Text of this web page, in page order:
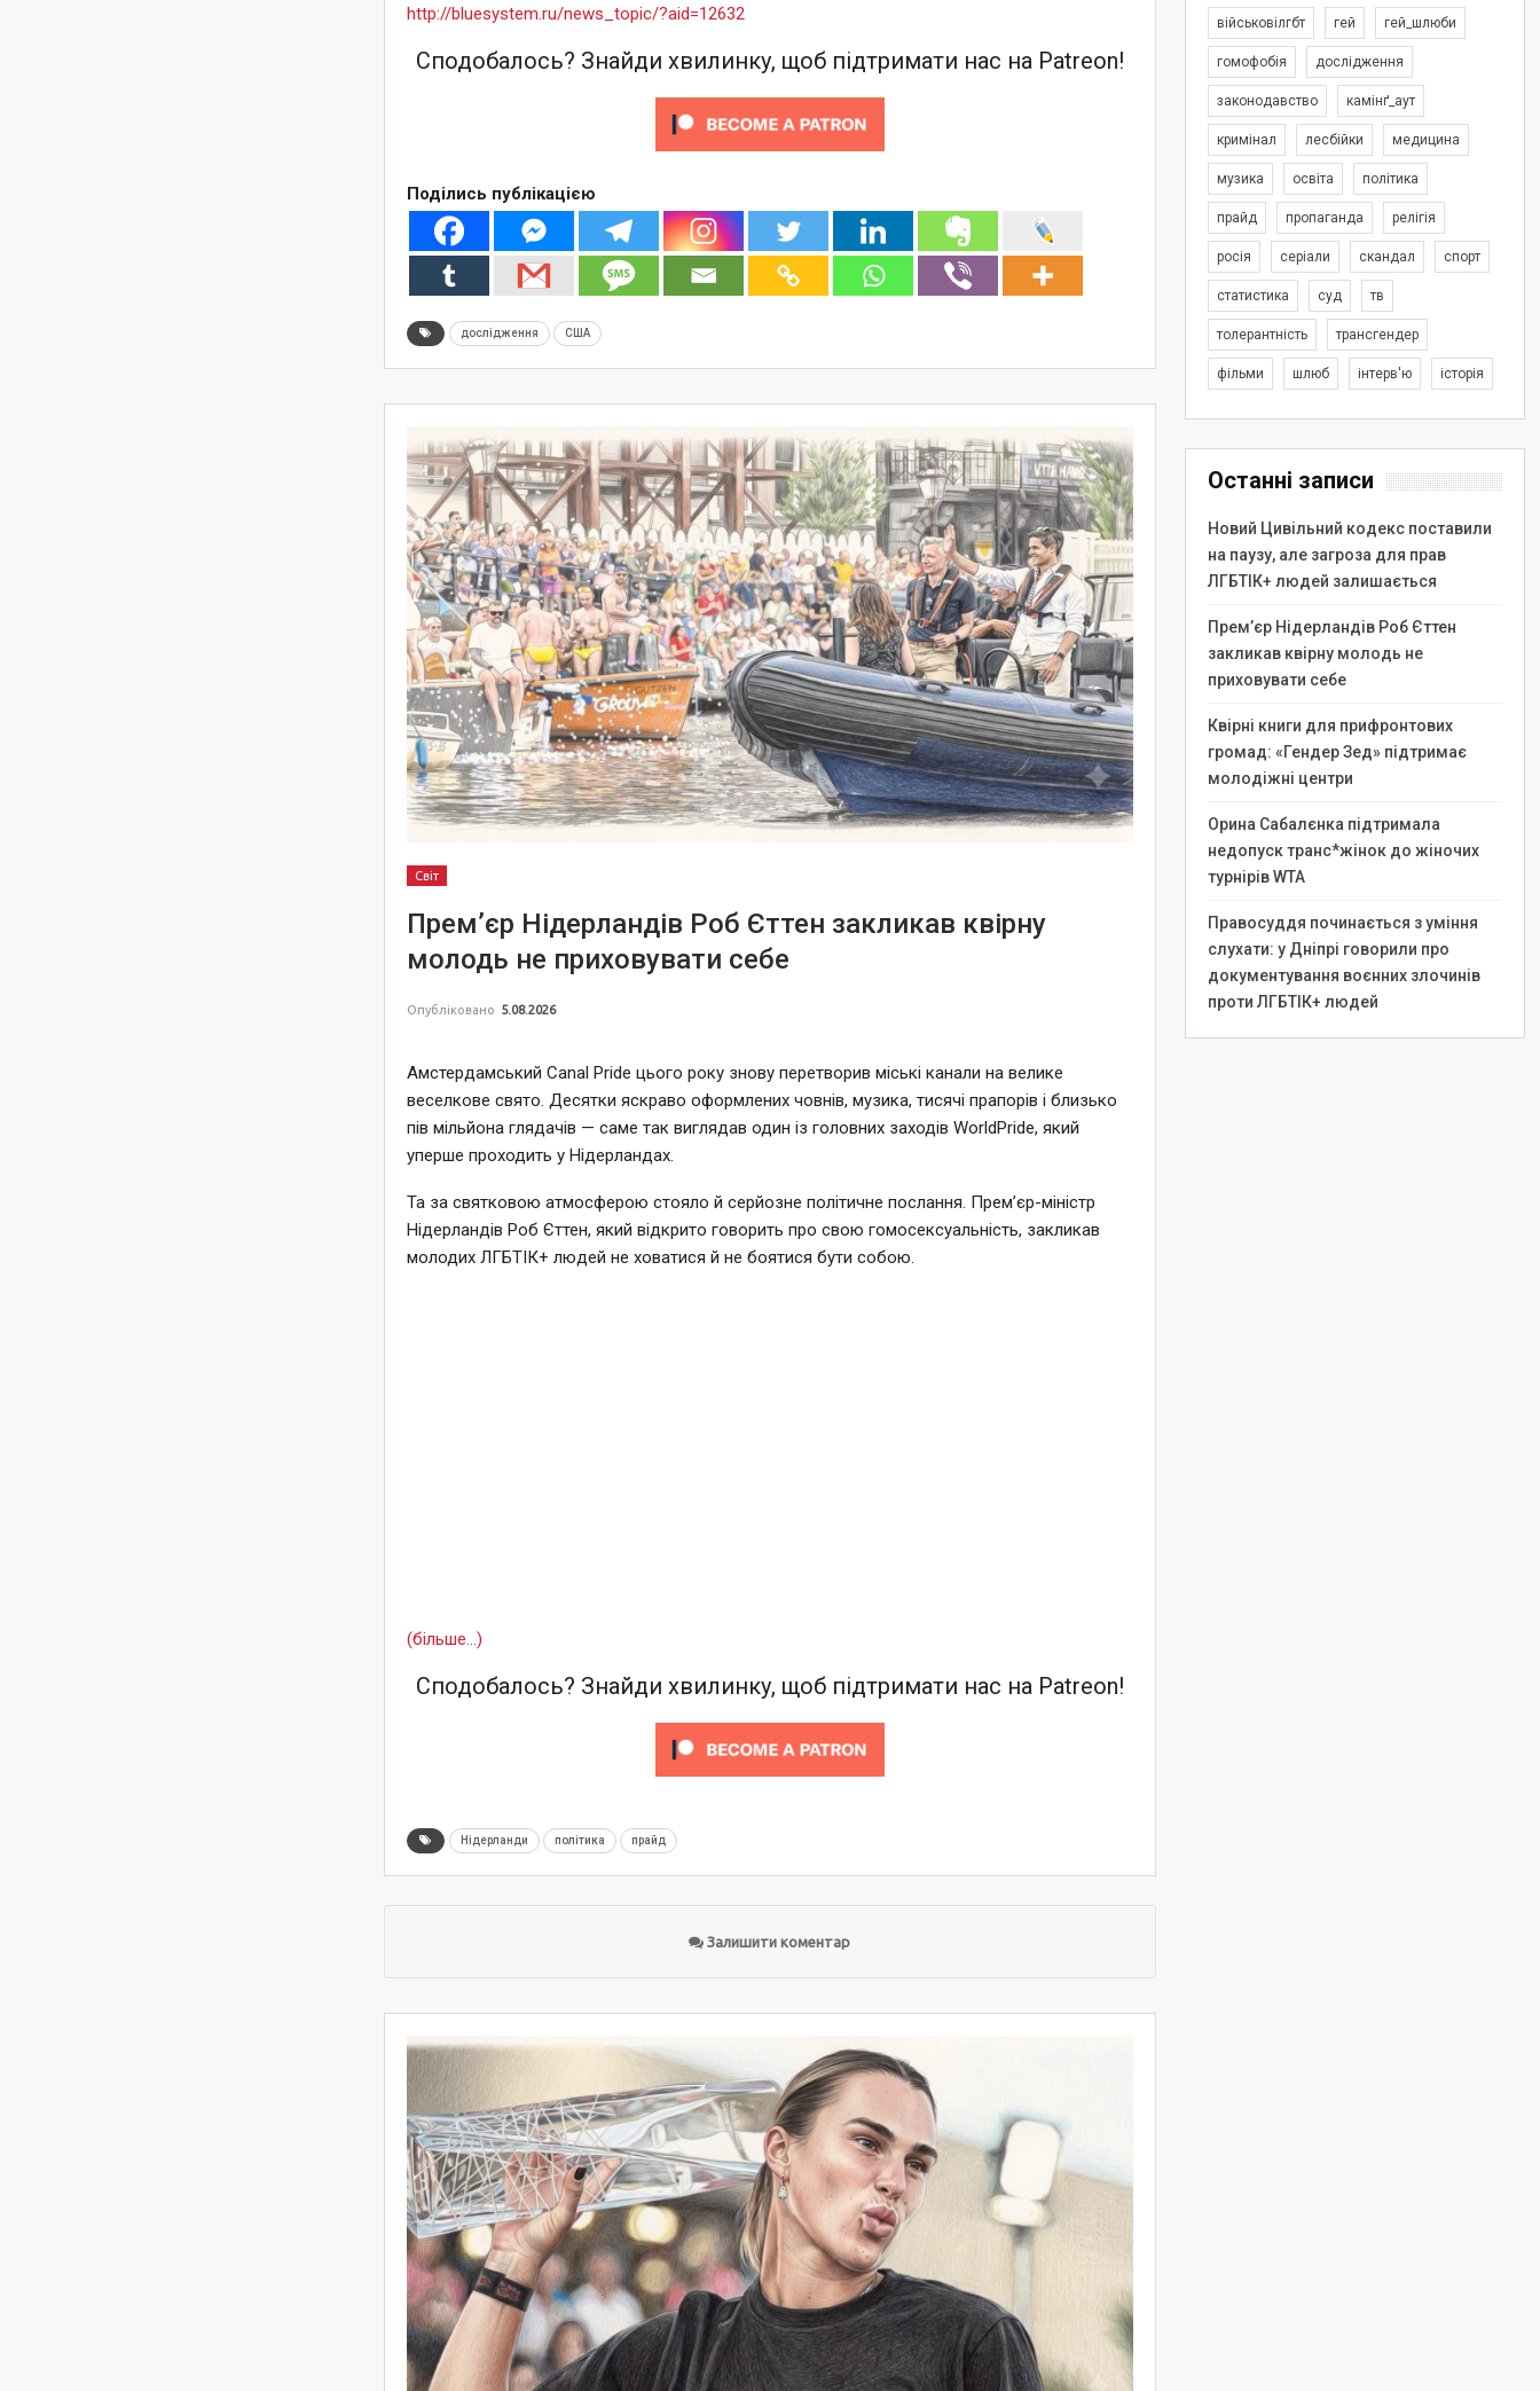
http://bluesystem.ru/news_topic/?aid=12632
Сподобалось? Знайди хвилинку, щоб підтримати нас на Patreon!
Поділись публікацією
дослідження США
Світ
Прем’єр Нідерландів Роб Єттен закликав квірну
молодь не приховувати себе
Опубліковано 5.08.2026
Амстердамський Canal Pride цього року знову перетворив міські канали на велике
веселкове свято. Десятки яскраво оформлених човнів, музика, тисячі прапорів і близько
пів мільйона глядачів — саме так виглядав один із головних заходів WorldPride, який
уперше проходить у Нідерландах.
Та за святковою атмосферою стояло й серйозне політичне послання. Прем’єр-міністр
Нідерландів Роб Єттен, який відкрито говорить про свою гомосексуальність, закликав
молодих ЛГБТІК+ людей не ховатися й не боятися бути собою.
(більше…)
Сподобалось? Знайди хвилинку, щоб підтримати нас на Patreon!
Нідерланди політика прайд
Залишити коментар
військовілгбт гей гей_шлюби
гомофобія дослідження
законодавство камінґ_аут
кримінал лесбійки медицина
музика освіта політика
прайд пропаганда релігія
росія серіали скандал спорт
статистика суд тв
толерантність трансгендер
фільми шлюб інтерв'ю історія
Останні записи
Новий Цивільний кодекс поставили
на паузу, але загроза для прав
ЛГБТІК+ людей залишається
Прем’єр Нідерландів Роб Єттен
закликав квірну молодь не
приховувати себе
Квірні книги для прифронтових
громад: «Гендер Зед» підтримає
молодіжні центри
Орина Сабалєнка підтримала
недопуск транс*жінок до жіночих
турнірів WTA
Правосуддя починається з уміння
слухати: у Дніпрі говорили про
документування воєнних злочинів
проти ЛГБТІК+ людей